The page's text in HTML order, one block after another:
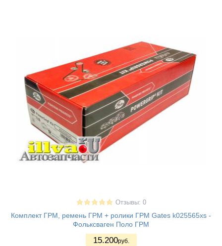
Отзывы: 0
Комплект ГРМ, ремень ГРМ + ролики ГРМ Gates k025565xs -
Фольксваген Поло ГРМ
15.200руб.